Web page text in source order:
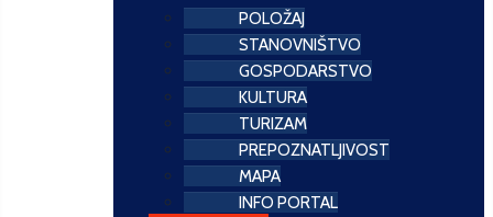
POLOŽAJ
STANOVNIŠTVO
GOSPODARSTVO
KULTURA
TURIZAM
PREPOZNATLJIVOST
MAPA
INFO PORTAL